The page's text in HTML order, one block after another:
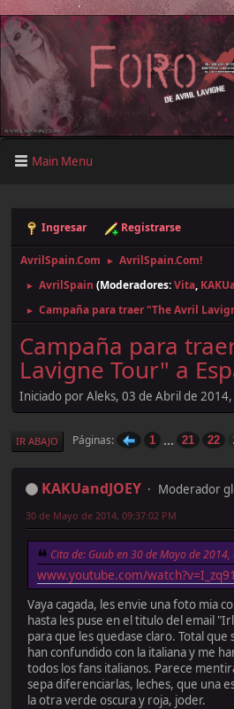
Main Menu
Ingresar Registrarse
AvrilSpain.Com ► AvrilSpain.Com!
► AvrilSpain (Moderadores:Vita,
► Campaña para traer "The Avril
Campaña para
Lavigne Tour" a
Iniciado por Aleks, 03 de Abril de
IR ABAJO Páginas 1 ... 21 22
KAKUandJOEY
Moderador
30 de Mayo de 2014, 09:37:02 PM
Cita de: Guub en 30 de Mayo de
www.youtube.com/
Vaya cagada, les envie una foto mia
hasta les puse en el titulo del email
para que les quedase claro. Total que
han confundido con la italiana y me
todos los fans italianos. Parece
sepa diferenciarlas, leches, que una
la otra verde oscura y roja, joder.